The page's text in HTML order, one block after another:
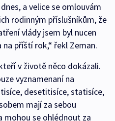
a velice se omlouvám
rodinným příslušníkům, že
vlády jsem byl nucen
příští rok,“ řekl Zeman.
v životě něco dokázali.
vyznamenaní na
desetitisíce, statisíce,
mají za sebou
mohou se ohlédnout za